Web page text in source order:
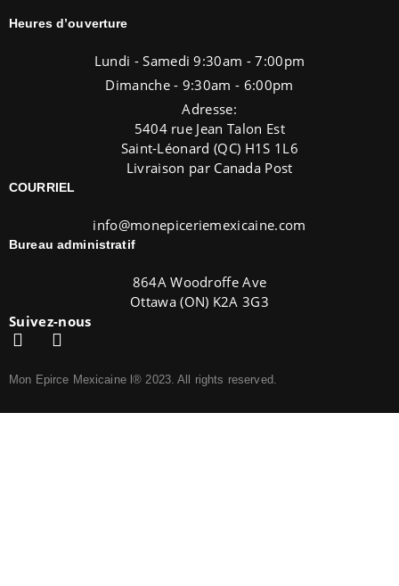
Heures d’ouverture
Lundi - Samedi 9:30am - 7:00pm
Dimanche - 9:30am - 6:00pm
Adresse:
5404 rue Jean Talon Est
Saint-Léonard (QC) H1S 1L6
Livraison par Canada Post
COURRIEL
info@monepiceriemexicaine.com
Bureau administratif
864A Woodroffe Ave
Ottawa (ON) K2A 3G3
Suivez-nous
Mon Epirce Mexicaine l® 2023. All rights reserved.